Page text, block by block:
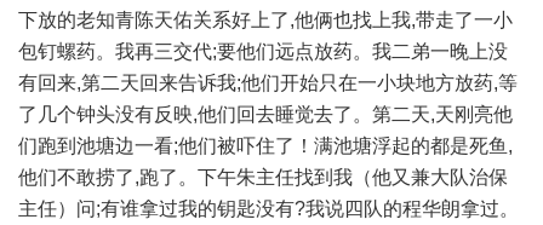
下放的老知青陈天佑关系好上了,他俩也找上我,带走了一小
包钉螺药。我再三交代;要他们远点放药。我二弟一晚上没
有回来,第二天回来告诉我;他们开始只在一小块地方放药,等
了几个钟头没有反映,他们回去睡觉去了。第二天,天刚亮他
们跑到池塘边一看;他们被吓住了！满池塘浮起的都是死鱼,
他们不敢捞了,跑了。下午朱主任找到我（他又兼大队治保
主任）问;有谁拿过我的钥匙没有?我说四队的程华朗拿过。